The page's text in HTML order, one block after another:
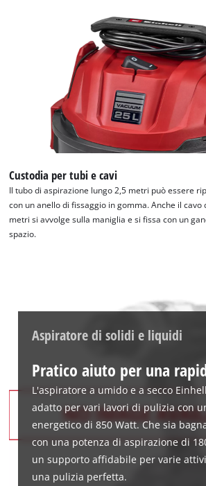
Management
Custodia per tubi e cavi
Il tubo di aspirazione lungo 2,5 metri può essere
con un anello di fissaggio in gomma. Anche il
metri si avvolge sulla maniglia e si fissa con un
spazio.
Aspiratore di solidi e liquidi
Pratico aiuto per una
L'aspiratore a umido e a secco
adatto per vari lavori di pulizia con
energetico di 850 Watt. Che sia
con una potenza di aspirazione di
un supporto affidabile per varie
una pulizia perfetta.